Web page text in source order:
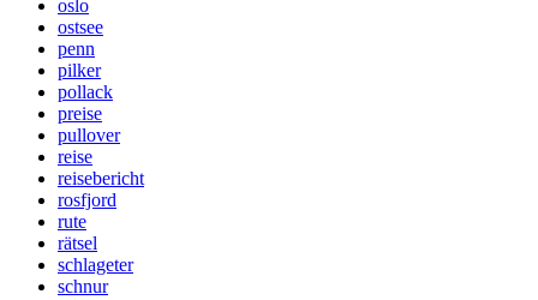
oslo
ostsee
penn
pilker
pollack
preise
pullover
reise
reisebericht
rosfjord
rute
rätsel
schlageter
schnur